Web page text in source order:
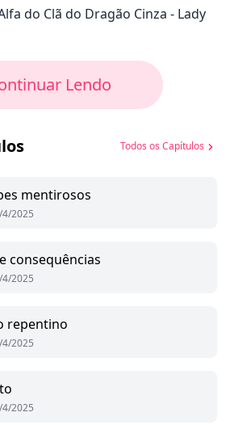
do Reino do Dragão, Reya é
decidir.
será o Próximo Rei Dragão
e Perfeito Krainen Aidan
Alfas Reais, mas só pode
do Clã do Dragão Cinza - Lady
Lendo
Todos os Capítulos
mentirosos
2025
consequências
2025
repentino
2025
2025